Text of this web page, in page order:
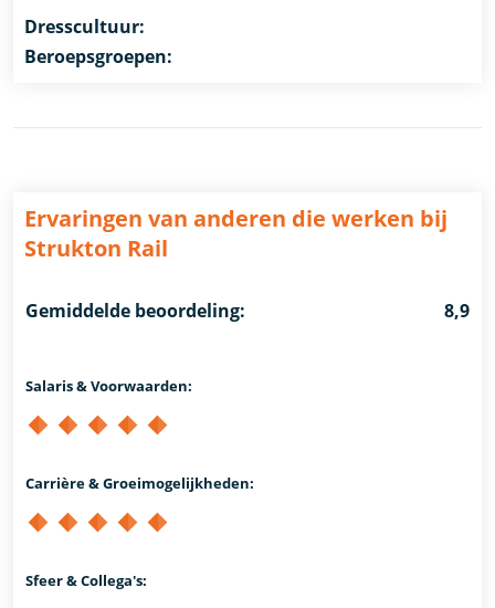
Dresscultuur:
Beroepsgroepen:
Ervaringen van anderen die werken bij
Strukton Rail
Gemiddelde beoordeling: 8,9
Salaris & Voorwaarden:
Carrière & Groeimogelijkheden:
Sfeer & Collega's: